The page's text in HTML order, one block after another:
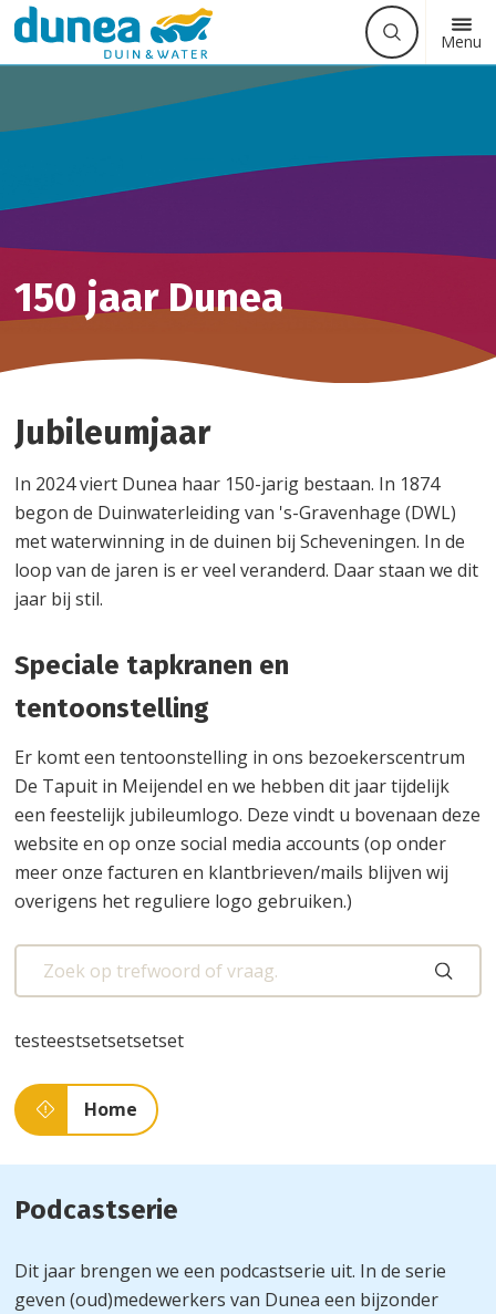
Button
label
Menu
Waarmee
kunnen
helpen?
150 jaar Dunea
Jubileumjaar
In 2024 viert Dunea haar 150-jarig bestaan. In 1874
begon de Duinwaterleiding van 's-Gravenhage (DWL)
met waterwinning in de duinen bij Scheveningen. In de
loop van de jaren is er veel veranderd. Daar staan we dit
jaar bij stil.
Speciale tapkranen en
tentoonstelling
Er komt een tentoonstelling in ons bezoekerscentrum
De Tapuit in Meijendel en we hebben dit jaar tijdelijk
een feestelijk jubileumlogo. Deze vindt u bovenaan deze
website en op onze social media accounts (op onder
meer onze facturen en klantbrieven/mails blijven wij
overigens het reguliere logo gebruiken.)
u
testeestsetsetsetset
Home
Podcastserie
Dit jaar brengen we een podcastserie uit. In de serie
geven (oud)medewerkers van Dunea een bijzonder